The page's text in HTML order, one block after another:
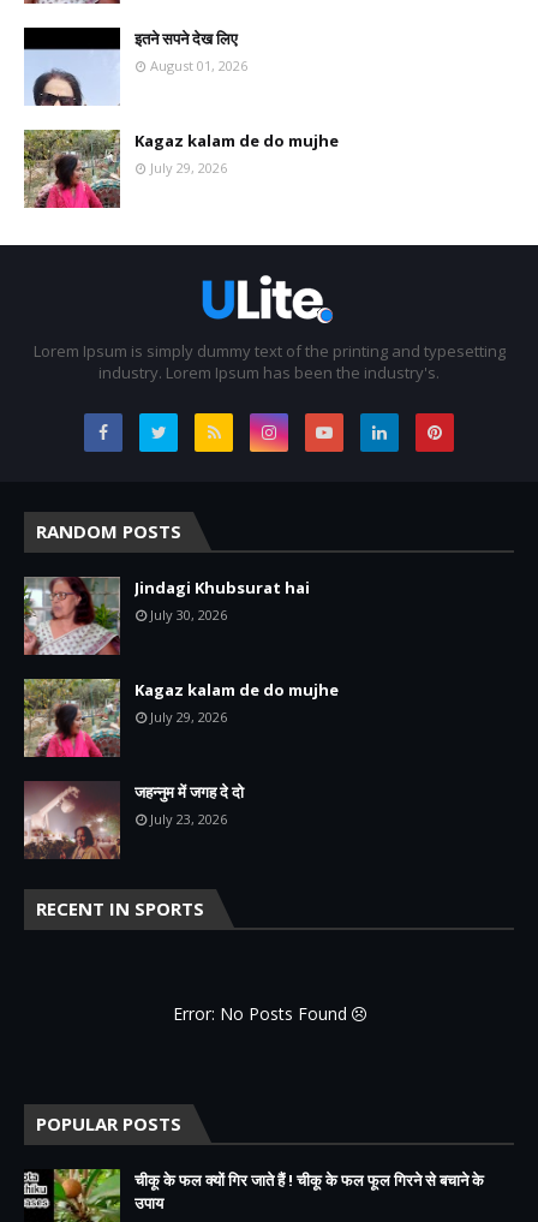
इतने सपने देख लिए
August 01, 2026
Kagaz kalam de do mujhe
July 29, 2026
Lorem Ipsum is simply dummy text of the printing and typesetting
industry. Lorem Ipsum has been the industry's.
RANDOM POSTS
Jindagi Khubsurat hai
July 30, 2026
Kagaz kalam de do mujhe
July 29, 2026
जहन्नुम में जगह दे दो
July 23, 2026
RECENT IN SPORTS
Error: No Posts Found
POPULAR POSTS
चीकू के फल क्यों गिर जाते हैं ! चीकू के फल फूल गिरने से बचाने के
उपाय